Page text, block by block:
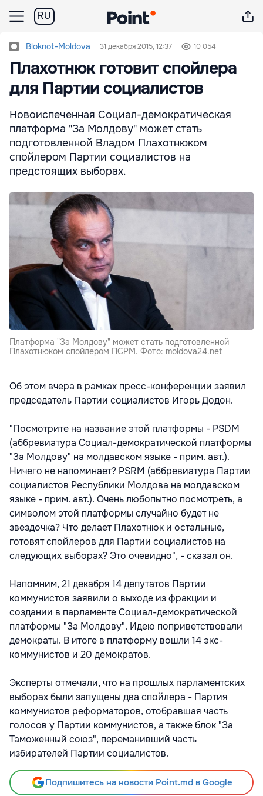
RU
Bloknot-Moldova 31 декабря 2015, 12:37 10 054
Плахотнюк готовит спойлера
для Партии социалистов
Новоиспеченная Социал-демократическая
платформа "За Молдову" может стать
подготовленной Владом Плахотнюком
спойлером Партии социалистов на
предстоящих выборах.
Платформа "За Молдову" может стать подготовленной
Плахотнюком спойлером ПСРМ. Фото: moldova24.net
Об этом вчера в рамках пресс-конференции заявил
председатель Партии социалистов Игорь Додон.
"Посмотрите на название этой платформы - PSDM
(аббревиатура Социал-демократической платформы
"За Молдову" на молдавском языке - прим. авт.).
Ничего не напоминает? PSRM (аббревиатура Партии
социалистов Республики Молдова на молдавском
языке - прим. авт.). Очень любопытно посмотреть, а
символом этой платформы случайно будет не
звездочка? Что делает Плахотнюк и остальные,
готовят спойлеров для Партии социалистов на
следующих выборах? Это очевидно", - сказал он.
Напомним, 21 декабря 14 депутатов Партии
коммунистов заявили о выходе из фракции и
создании в парламенте Социал-демократической
платформы "За Молдову". Идею поприветствовали
демократы. В итоге в платформу вошли 14 экс-
коммунистов и 20 демократов.
Эксперты отмечали, что на прошлых парламентских
выборах были запущены два спойлера - Партия
коммунистов реформаторов, отобравшая часть
голосов у Партии коммунистов, а также блок "За
Таможенный союз", переманивший часть
избирателей Партии социалистов.
Подпишитесь на новости Point.md в Google